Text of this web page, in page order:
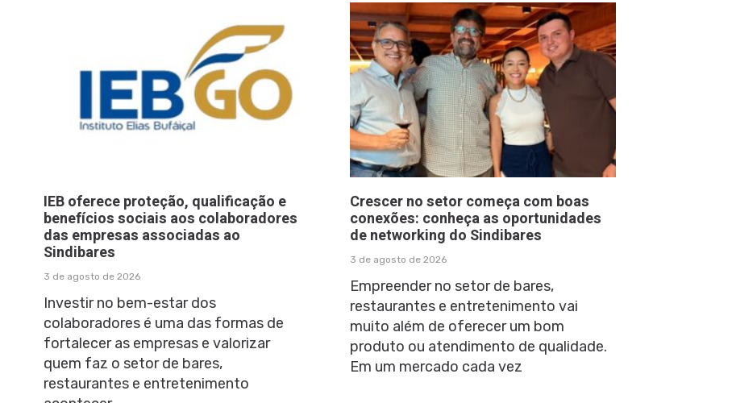
IEB oferece proteção, qualificação e
benefícios sociais aos colaboradores
das empresas associadas ao
Sindibares
3 de agosto de 2026
Investir no bem-estar dos
colaboradores é uma das formas de
fortalecer as empresas e valorizar
quem faz o setor de bares,
restaurantes e entretenimento
Crescer no setor começa com boas
conexões: conheça as oportunidades
de networking do Sindibares
3 de agosto de 2026
Empreender no setor de bares,
restaurantes e entretenimento vai
muito além de oferecer um bom
produto ou atendimento de qualidade.
Em um mercado cada vez